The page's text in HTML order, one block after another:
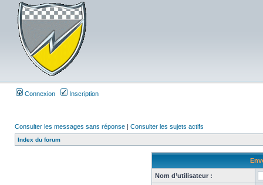
Connexion Inscription
Consulter les messages sans réponse | Consulter les sujets actifs
Index du forum
Nom d’utilisateur :